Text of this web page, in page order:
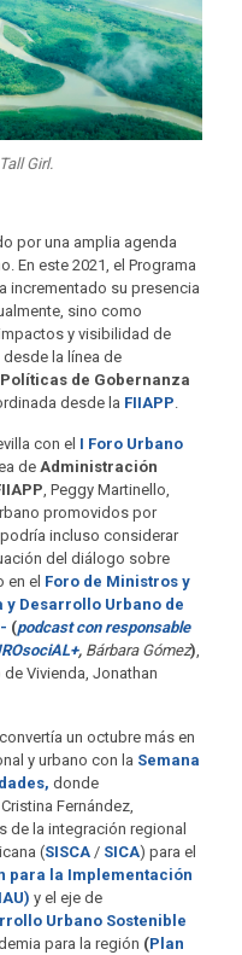
Girl.
por una amplia agenda
En este 2021, el Programa
incrementado su presencia
sino como
y visibilidad de
la línea de
de Gobernanza
desde la FIIAPP
con el I Foro Urbano
de Administración
, Peggy Martinello,
promovidos por
incluso considerar
del diálogo sobre
en el Foro de Ministros y
y Desarrollo Urbano de
(podcast con responsable
, Bárbara Gómez)
Vivienda, Jonathan
un octubre más en
y urbano con la Semana
donde
Fernández,
de la integración regional
(SISCA / SICA) para el
para la Implementación
y el eje de
Urbano Sostenible
para la región (Plan